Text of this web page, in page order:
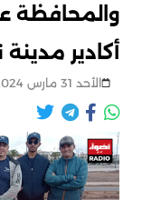
والمحافظة
أكادير
الأحد 31 مارس 2024